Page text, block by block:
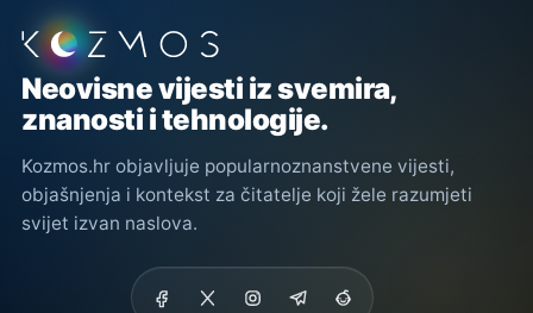
Podnožje stranice
Neovisne vijesti iz svemira,
znanosti i tehnologije.
Kozmos.hr objavljuje popularnoznanstvene vijesti,
objašnjenja i kontekst za čitatelje koji žele razumjeti
svijet izvan naslova.